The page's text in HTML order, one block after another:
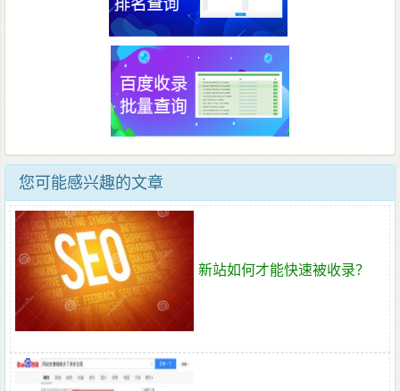
您可能感兴趣的文章
新站如何才能快速被收录？